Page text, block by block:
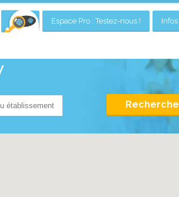
Espace Pro : Testez-nous ! Infos
Recherche